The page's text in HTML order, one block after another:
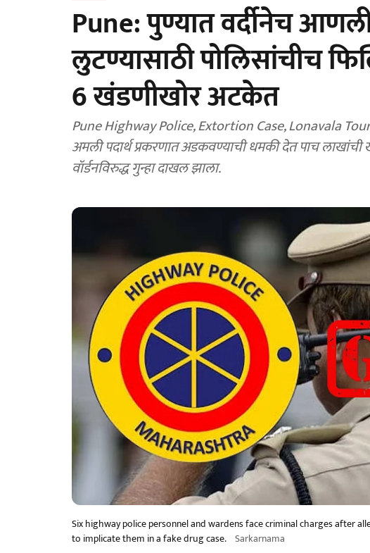
Pune: पुण्यात वर्दीनेच
लुटण्यासाठी पोलिसांचीच
6 खंडणीखोर अटकेत
Pune Highway Police, Extortion Case, Lonavala
अमली पदार्थ प्रकरणात अडकवण्याची धमकी देत पाच लाखांची
वॉर्डनविरुद्ध गुन्हा दाखल झाला.
Six highway police personnel and wardens face criminal charges after
to implicate them in a fake drug case. Sarkarnama